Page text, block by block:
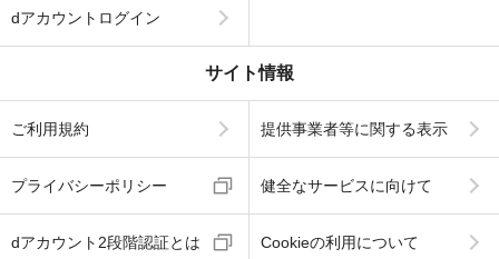
dアカウントログイン
サイト情報
ご利用規約 提供事業者等に関する表示
プライバシーポリシー 健全なサービスに向けて
dアカウント2段階認証とは Cookieの利用について